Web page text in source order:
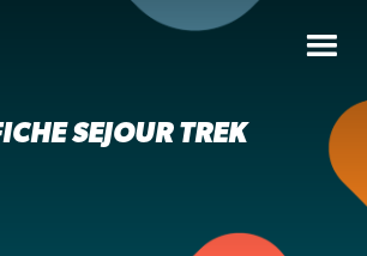
SEJOUR TREK